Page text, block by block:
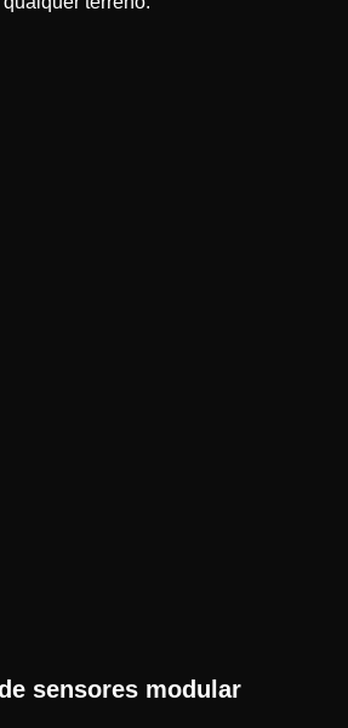
sensores modular